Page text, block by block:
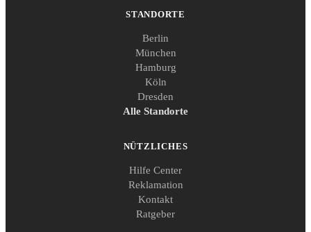
STANDORTE
Berlin
München
Hamburg
Köln
Dresden
Alle Standorte
NÜTZLICHES
Hilfe Center
Reklamation
Kontakt
Ratgeber